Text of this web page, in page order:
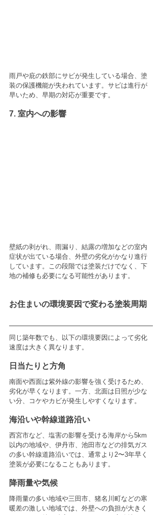
雨戸や庇の鉄部にサビが発生している場合、塗
装の保護機能が失われています。サビは進行が
早いため、早期の対応が重要です。
7. 室内への影響
壁紙の剥がれ、雨漏り、結露の増加などの室内
症状が出ている場合、外壁の劣化がかなり進行
しています。この段階では塗装だけでなく、下
地の補修も必要になる可能性があります。
お住まいの環境要因で変わる塗装周期
同じ築年数でも、以下の環境要因によって劣化
速度は大きく異なります。
日当たりと方角
南面や西面は紫外線の影響を強く受けるため、
劣化が早くなります。一方、北面は日照が少な
い分、コケやカビが発生しやすくなります。
海沿いや幹線道路沿い
西宮市など、塩害の影響を受ける海岸から5km
以内の地域や、伊丹市、池田市などの排気ガス
の多い幹線道路沿いでは、通常より2〜3年早く
塗装が必要になることもあります。
降雨量や気候
降雨量の多い地域や三田市、猪名川町などの寒
暖差の激しい地域では、外壁への負担が大きく